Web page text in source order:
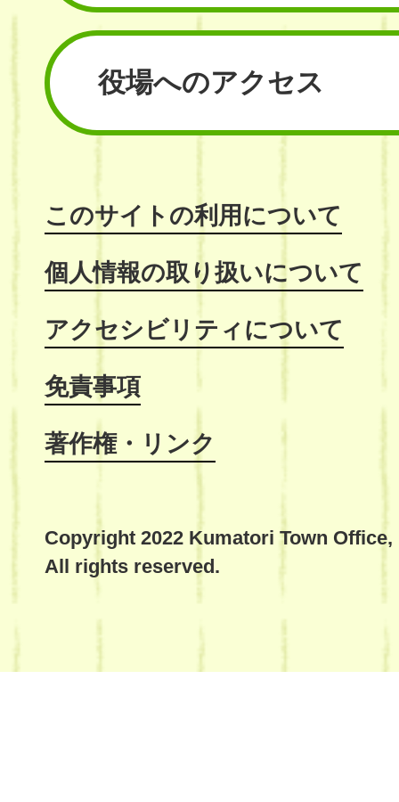
役場へのアクセス
このサイトの利用について
個人情報の取り扱いについて
アクセシビリティについて
免責事項
著作権・リンク
Copyright 2022 Kumatori Town Office,
All rights reserved.